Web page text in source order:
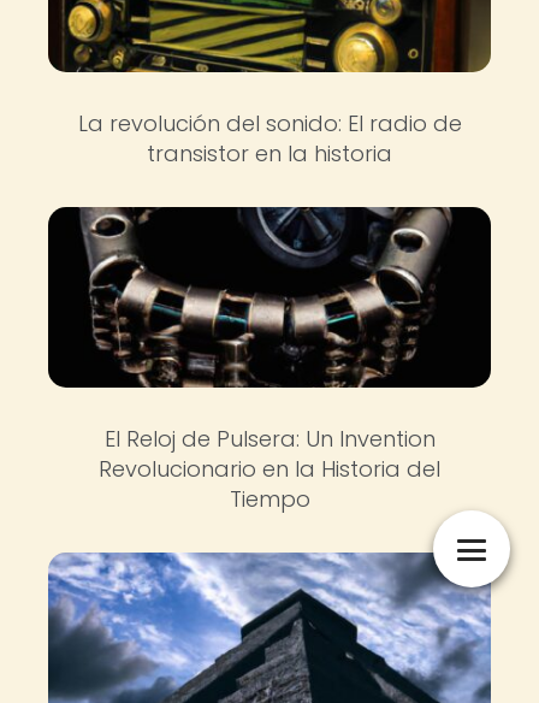
La revolución del sonido: El radio de
transistor en la historia
El Reloj de Pulsera: Un Invention
Revolucionario en la Historia del
Tiempo